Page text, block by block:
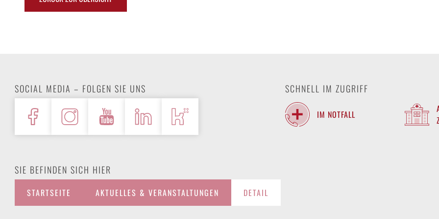
SOCIAL MEDIA – FOLGEN SIE UNS SCHNELL IM ZUGRIFF
IM NOTFALL
SIE BEFINDEN SICH HIER
STARTSEITE AKTUELLES & VERANSTALTUNGEN DETAIL